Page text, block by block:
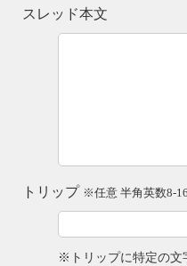
スレッド本文
トリップ ※任意 半角英数8-
※トリップに特定の文